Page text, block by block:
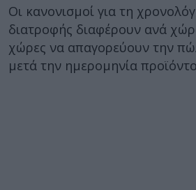
Οι κανονισμοί για τη
διατροφής διαφέρουν ανά
χώρες να απαγορεύουν την
μετά την ημερομηνία